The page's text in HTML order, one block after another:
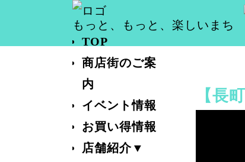
もっと、もっと、楽しいまち
TOP
商店街のご案
内
イベント情報
お買い得情報
店舗紹介▼
【長